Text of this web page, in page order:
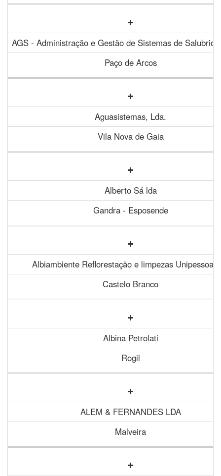
AGS - Administração e Gestão de Sistemas de
Paço de Arcos
Aguasistemas, Lda.
Vila Nova de Gaia
Alberto Sá lda
Gandra - Esposende
Albiambiente Reflorestação e limpezas Unipessoal
Castelo Branco
Albina Petrolati
Rogil
ALEM & FERNANDES LDA
Malveira